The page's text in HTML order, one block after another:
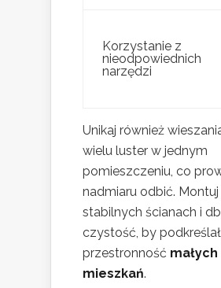
Korzystanie z
nieodpowiednich
narzędzi
Unikaj również
wielu luster w jednym
pomieszczeniu, co
nadmiaru odbić.
stabilnych ścianach i
czystość, by
przestronność małych
mieszkań.